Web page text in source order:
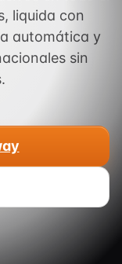
liquida con
automática y
sin